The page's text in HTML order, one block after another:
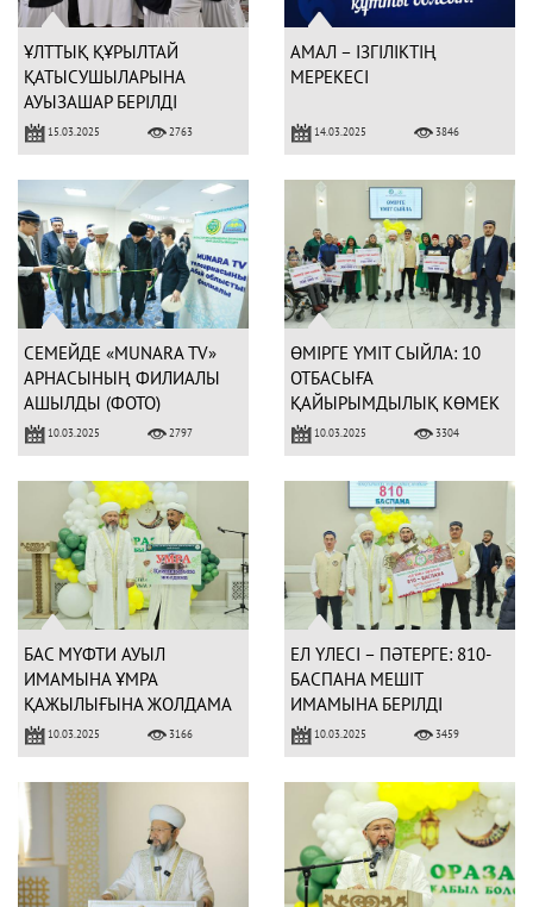
ҰЛТТЫҚ ҚҰРЫЛТАЙ
ҚАТЫСУШЫЛАРЫНА
АУЫЗАШАР БЕРІЛДІ
15.03.2025 2763
АМАЛ – ІЗГІЛІКТІҢ
МЕРЕКЕСІ
14.03.2025 3846
СЕМЕЙДЕ «MUNARA TV»
АРНАСЫНЫҢ ФИЛИАЛЫ
АШЫЛДЫ (ФОТО)
10.03.2025 2797
ӨМІРГЕ ҮМІТ СЫЙЛА: 10
ОТБАСЫҒА
ҚАЙЫРЫМДЫЛЫҚ КӨМЕК
БЕРІЛДІ
10.03.2025 3304
БАС МҮФТИ АУЫЛ
ИМАМЫНА ҰМРА
ҚАЖЫЛЫҒЫНА ЖОЛДАМА
ТАБЫСТАДЫ
10.03.2025 3166
ЕЛ ҮЛЕСІ – ПӘТЕРГЕ: 810-
БАСПАНА МЕШІТ
ИМАМЫНА БЕРІЛДІ
10.03.2025 3459